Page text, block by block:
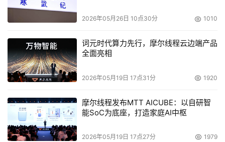
的解决方案以及周延的恢复能力。HP StorageWorks的全
solutions) 蓝图可提供高效能运算以及自动化应用软件延
续，因应区域内与区域外的灾难。也在主要数据中心无法作
业时，提供超乎想象的广大灾难范围内的数据中心。在一般
状况下，解决方案让客户可以使用错误恢复功能执行升级，
完全无需停机。
延伸提供业务永续性
2026年05月26日 10点30分 1010
词元时代算力先行，摩尔线程云边端产品
全面亮相
2026年05月19日 17点31分 1920
摩尔线程发布MTT AICUBE：以自研智
能SoC为底座，打造家庭AI中枢
2026年05月19日 17点27分 1979